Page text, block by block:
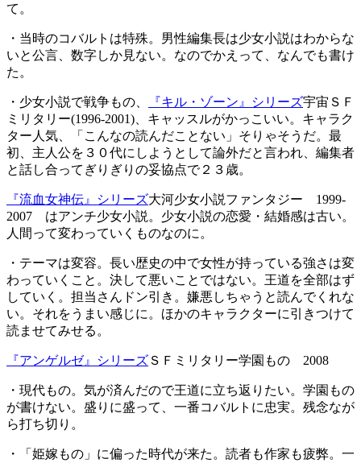
て。
・当時のコバルトは特殊。男性編集長は少女小説はわからな
いと公言、数字しか見ない。なのでかえって、なんでも書け
た。
・少女小説で戦争もの、 『キル・ゾーン』シリーズ宇宙ＳＦ
ミリタリー(1996-2001)、キャッスルがかっこいい。キャラク
ター人気、「こんなの読んだことない」そりゃそうだ。最
初、主人公を３０代にしようとして論外だと言われ、編集者
と話し合ってぎりぎりの妥協点で２３歳。
『流血女神伝』シリーズ大河少女小説ファンタジー 1999-
2007 はアンチ少女小説。少女小説の恋愛・結婚感は古い。
人間って変わっていくものなのに。
・テーマは変容。長い歴史の中で女性が持っている強さは変
わっていくこと。決して悪いことではない。王道を全部はず
していく。担当さんドン引き。嫌悪しちゃうと読んでくれな
い。それをうまい感じに。ほかのキャラクターに引きつけて
読ませてみせる。
『アンゲルゼ』シリーズ ＳＦミリタリー学園もの 2008
・現代もの。気が済んだので王道に立ち返りたい。学園もの
が書けない。盛りに盛って、一番コバルトに忠実。残念なが
ら打ち切り。
・「姫嫁もの」に偏った時代が来た。読者も作家も疲弊。一